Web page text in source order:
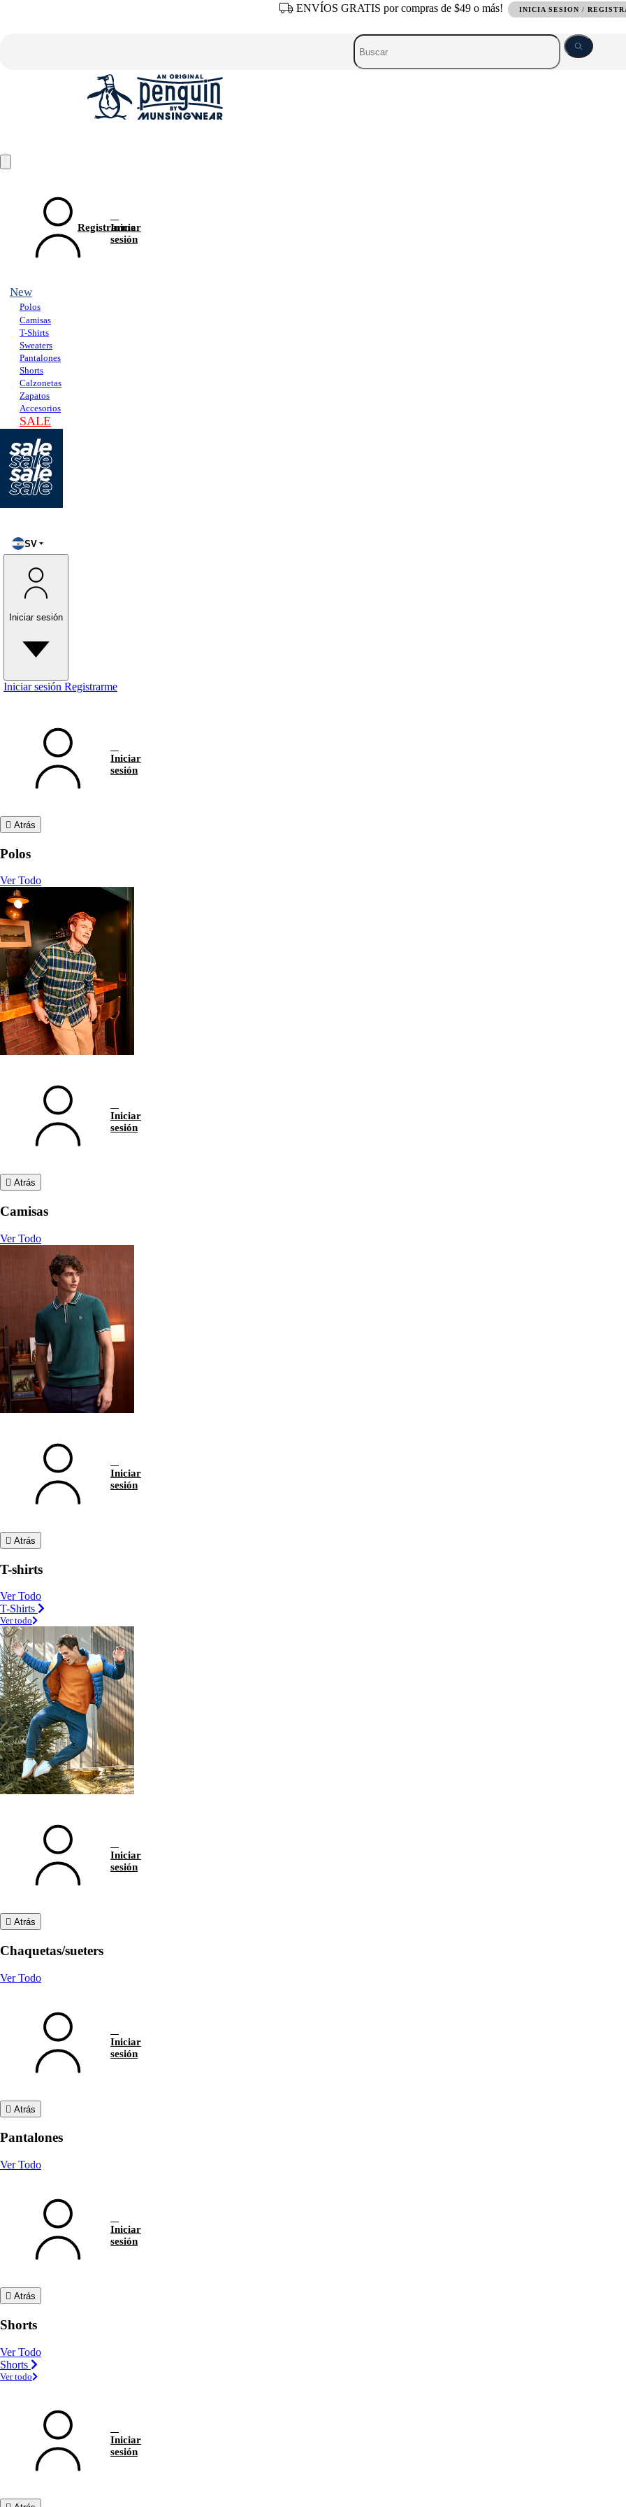
ENVÍOS GRATIS por compras de $49 o más! INICIA SESION /
Iniciar
sesión
Registrarme
New
Polos
Camisas
T-Shirts
Sweaters
Pantalones
Shorts
Calzonetas
Zapatos
Accesorios
SALE
SV
Iniciar sesión
Iniciar sesión Registrarme
Iniciar
sesión
Atrás
Polos
Ver Todo
Iniciar
sesión
Atrás
Camisas
Ver Todo
Iniciar
sesión
Atrás
T-shirts
Ver Todo
T-Shirts
Ver todo
Iniciar
sesión
Atrás
Chaquetas/sueters
Ver Todo
Iniciar
sesión
Atrás
Pantalones
Ver Todo
Iniciar
sesión
Atrás
Shorts
Ver Todo
Shorts
Ver todo
Iniciar
sesión